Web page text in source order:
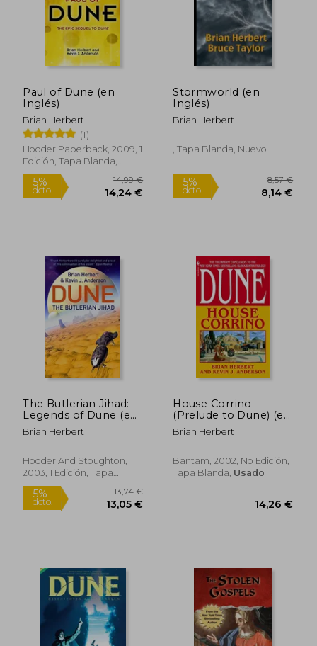
5%
Paul of Dune (en
Inglés)
Brian Herbert
(1)
Hodder Paperback, 2009, 1
Edición, Tapa Blanda,
Nuevo
5%
dcto.
14,99 €
14,24 €
Stormworld (en
Inglés)
Brian Herbert
, Tapa Blanda, Nuevo
5%
dcto.
The Butlerian Jihad:
Legends of Dune (en
Inglés)
Brian Herbert
Hodder And Stoughton,
2003, 1 Edición, Tapa
Blanda, Nuevo
House Corrino
(Prelude to Dune) (en
Inglés)
Brian Herbert
Bantam, 2002, No Edición,
Tapa Blanda, Usado